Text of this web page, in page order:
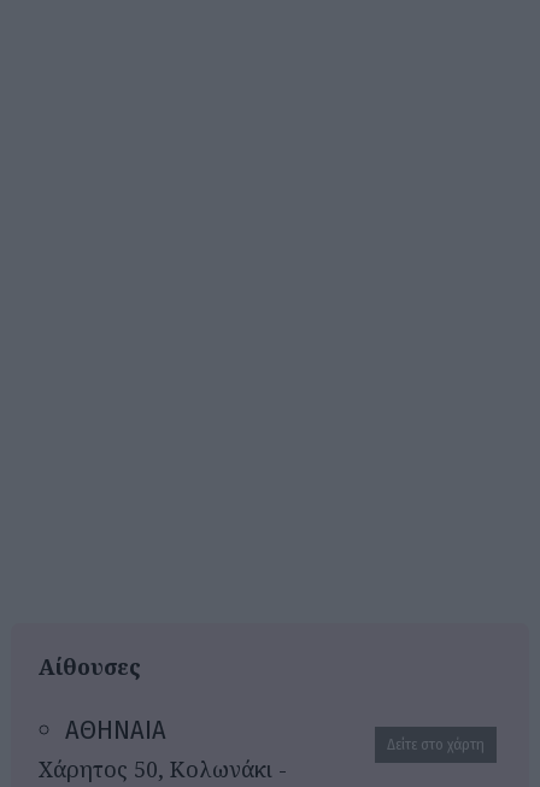
Αίθουσες
Δείτε στο χάρτη
ΑΘΗΝΑΙΑ
Χάρητος 50, Κολωνάκι -